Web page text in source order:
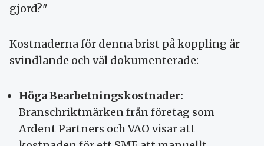
gjord?"
Kostnaderna för denna brist på koppling är
svindlande och väl dokumenterade:
Höga Bearbetningskostnader:
Branschriktmärken från företag som
Ardent Partners och VAO visar att